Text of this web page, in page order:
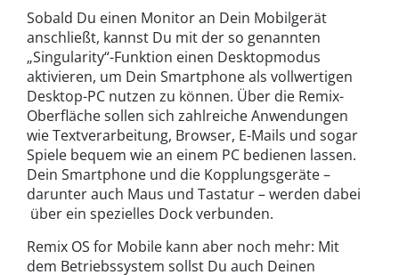
Sobald Du einen Monitor an Dein Mobilgerät
anschließt, kannst Du mit der so genannten
„Singularity“-Funktion einen Desktopmodus
aktivieren, um Dein Smartphone als vollwertigen
Desktop-PC nutzen zu können. Über die Remix-
Oberfläche sollen sich zahlreiche Anwendungen
wie Textverarbeitung, Browser, E-Mails und sogar
Spiele bequem wie an einem PC bedienen lassen.
Dein Smartphone und die Kopplungsgeräte –
darunter auch Maus und Tastatur – werden dabei
über ein spezielles Dock verbunden.
Remix OS for Mobile kann aber noch mehr: Mit
dem Betriebssystem sollst Du auch Deinen